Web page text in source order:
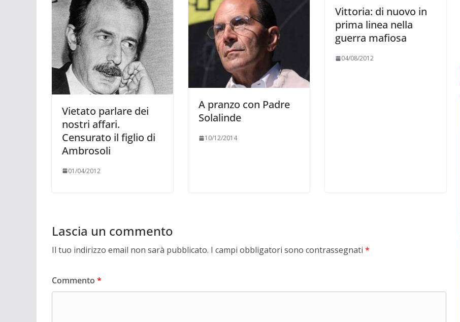
Vietato parlare dei
nostri affari.
Censurato il figlio di
Ambrosoli
01/04/2012
A pranzo con Padre
Solalinde
10/12/2014
Vittoria: di nuovo in
prima linea nella
guerra mafiosa
04/08/2012
Lascia un commento
Il tuo indirizzo email non sarà pubblicato. I campi obbligatori sono contrassegnati *
Commento *